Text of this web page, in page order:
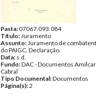
Pasta:07067.093.084
Título:Juramento
Assunto:Juramento de
do PAIGC. Declaração.
Data: s.d.
Fundo:DAC - Documentos Amílcar
Cabral
Tipo Documental:Documentos
Página(s):2